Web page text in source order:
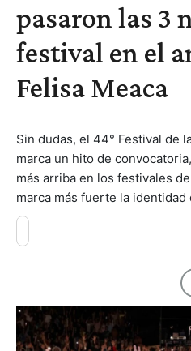
pasaron las 3
festival en el
Felisa Meaca
Sin dudas, el 44° Festival de
marca un hito de
más arriba en los festivales
marca más fuerte la identidad